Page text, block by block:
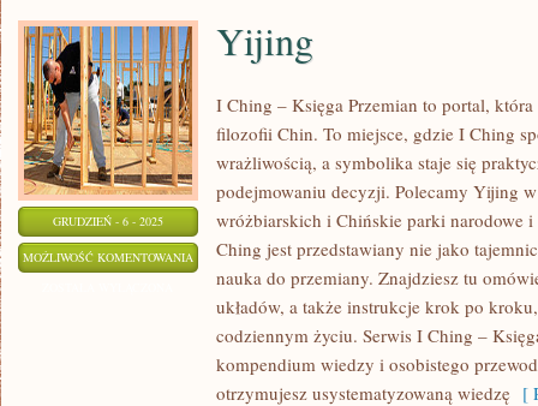
GRUDZIEŃ - 6 - 2025
MOŻLIWOŚĆ KOMENTOWANIA YIJING
Yijing
I Ching – Księga Przemian to portal,
filozofii Chin. To miejsce, gdzie I Ching
wrażliwością, a symbolika staje się
podejmowaniu decyzji. Polecamy Yijing
wróżbiarskich i Chińskie parki narodowe
Ching jest przedstawiany nie jako
nauka do przemiany. Znajdziesz tu
układów, a także instrukcje krok po
codziennym życiu. Serwis I Ching –
kompendium wiedzy i osobistego
otrzymujesz usystematyzowaną wiedzę [